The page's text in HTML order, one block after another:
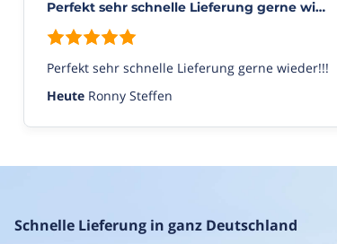
Perfekt sehr schnelle Lieferung gerne wi…
Perfekt sehr schnelle Lieferung gerne wieder!!!
HeuteRonny Steffen
Schnelle Lieferung in ganz Deutschland